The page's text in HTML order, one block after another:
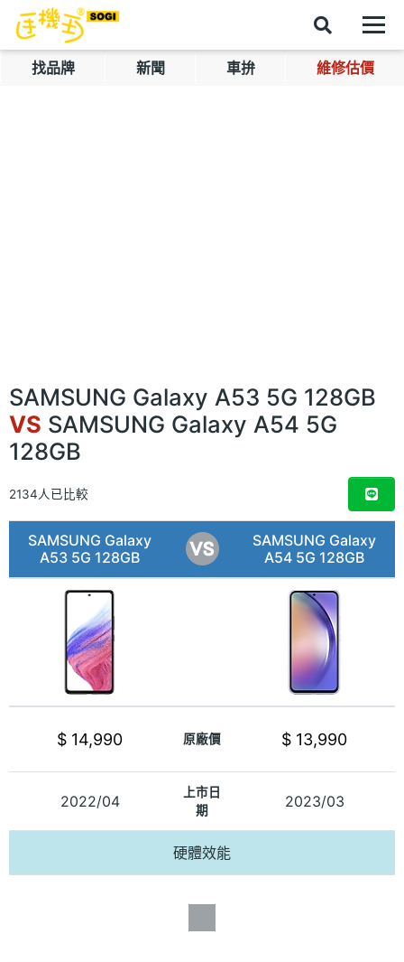
找品牌 新聞 車拚 維修估價
SAMSUNG Galaxy A53 5G 128GB
VS SAMSUNG Galaxy A54 5G
128GB
2134人已比較
SAMSUNG Galaxy
A53 5G 128GB
SAMSUNG Galaxy
A54 5G 128GB
$ 14,990 原廠價 $ 13,990
2022/04
上市日
期
2023/03
硬體效能